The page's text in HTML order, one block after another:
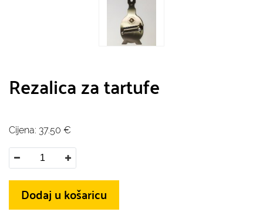
Rezalica za tartufe
Cijena: 37.50 €
Dodaj u košaricu